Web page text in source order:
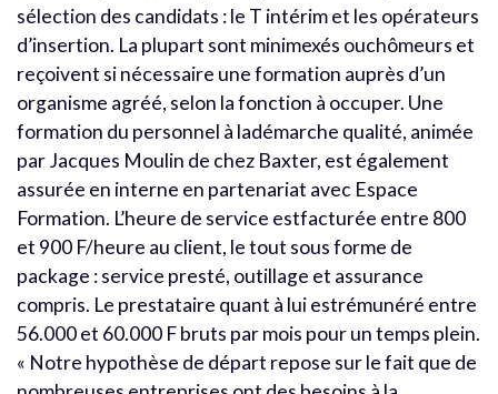
sélection des candidats : le T intérim et les opérateurs
d’insertion. La plupart sont minimexés ouchômeurs et
reçoivent si nécessaire une formation auprès d’un
organisme agréé, selon la fonction à occuper. Une
formation du personnel à ladémarche qualité, animée
par Jacques Moulin de chez Baxter, est également
assurée en interne en partenariat avec Espace
Formation. L’heure de service estfacturée entre 800
et 900 F/heure au client, le tout sous forme de
package : service presté, outillage et assurance
compris. Le prestataire quant à lui estrémunéré entre
56.000 et 60.000 F bruts par mois pour un temps plein.
« Notre hypothèse de départ repose sur le fait que de